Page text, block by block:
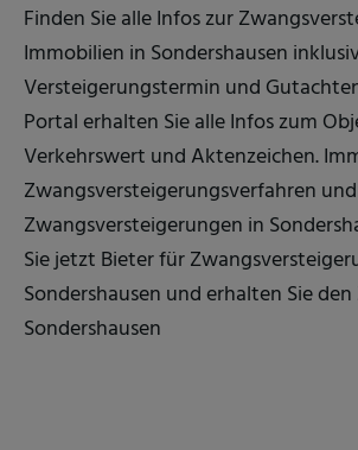
Finden Sie alle Infos zur
Immobilien in Sondershausen
Versteigerungstermin und
Portal erhalten Sie alle Infos zum
Verkehrswert und Aktenzeichen.
Zwangsversteigerungsverfahren und
Zwangsversteigerungen in
Sie jetzt Bieter für
Sondershausen und erhalten Sie den
Sondershausen